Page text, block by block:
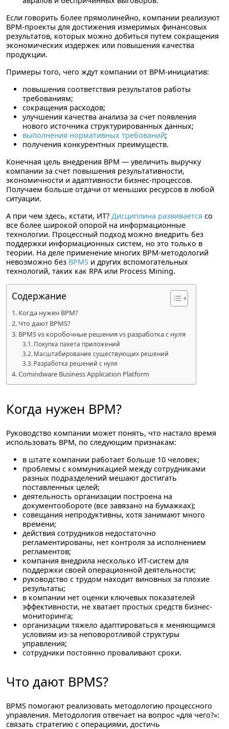
Если говорить более прямолинейно, компании реализуют
BPM-проекты для достижения измеримых финансовых
результатов, которых можно добиться путем сокращения
экономических издержек или повышения качества
продукции.
Примеры того, чего ждут компании от BPM-инициатив:
повышения соответствия результатов работы
требованиям;
сокращения расходов;
улучшения качества анализа за счет появления
нового источника структурированных данных;
выполнения нормативных требований;
получения конкурентных преимуществ.
Конечная цель внедрения BPM — увеличить выручку
компании за счет повышения результативности,
экономичности и адаптивности бизнес-процессов.
Получаем больше отдачи от меньших ресурсов в любой
ситуации.
А при чем здесь, кстати, ИТ? Дисциплина развивается со
все более широкой опорой на информационные
технологии. Процессный подход можно внедрить без
поддержки информационных систем, но это только в
теории. На деле применение многих BPM-методологий
невозможно без BPMS и других вспомогательных
технологий, таких как RPA или Process Mining.
Содержание
Когда нужен BPM?
Что дают BPMS?
BPMS vs коробочные решения vs разработка с нуля
Покупка пакета приложений
Масштабирование существующих решений
Разработка решений с нуля
Comindware Business Application Platform
Когда нужен BPM?
Руководство компании может понять, что настало время
использовать BPM, по следующим признакам:
в штате компании работает больше 10 человек;
проблемы с коммуникацией между сотрудниками
разных подразделений мешают достигать
поставленных целей;
деятельность организации построена на
документообороте (все завязано на бумажках);
совещания непродуктивны, хотя занимают много
времени;
действия сотрудников недостаточно
регламентированы, нет контроля за исполнением
регламентов;
компания внедрила несколько ИТ-систем для
поддержки своей операционной деятельности;
руководство с трудом находит виновных за плохие
результаты;
в компании нет оценки ключевых показателей
эффективности, не хватает простых средств бизнес-
мониторинга;
организации тяжело адаптироваться к меняющимся
условиям из-за неповоротливой структуры
управления;
сотрудники постоянно проваливают сроки.
Что дают BPMS?
BPMS помогают реализовать методологию процессного
управления. Методология отвечает на вопрос «для чего?»:
связать стратегию с операциями, достичь